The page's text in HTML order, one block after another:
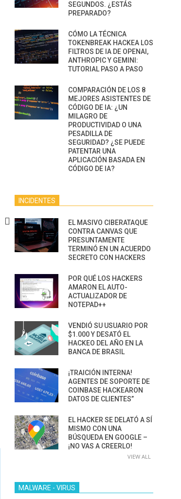
CÓMO LOS HACKERS
INTERCEPTAN OTPS Y
LLAMADAS MÓVILES SIN
‘HACKEAR’ — EL INCREÍBLE
13 TÉCNICAS
RIDÍCULAMENTE
PARA HACKEAR Y
NAVEGADORES DE IA
SEGUNDOS. ¿ESTÁS
PREPARADO?
CÓMO LA TÉCNICA
TOKENBREAK HACKEA LOS
FILTROS DE IA DE OPENAI,
ANTHROPIC Y GEMINI:
TUTORIAL PASO A PASO
COMPARACIÓN DE LOS 8
MEJORES ASISTENTES DE
CÓDIGO DE IA: ¿UN
MILAGRO DE
PRODUCTIVIDAD O UNA
PESADILLA DE
SEGURIDAD? ¿SE PUEDE
PATENTAR UNA
APLICACIÓN BASADA EN
CÓDIGO DE IA?
INCIDENTES
EL MASIVO CIBERATAQUE
CONTRA CANVAS QUE
PRESUNTAMENTE
TERMINÓ EN UN ACUERDO
SECRETO CON HACKERS
POR QUÉ LOS HACKERS
AMARON EL AUTO-
ACTUALIZADOR DE
NOTEPAD++
VENDIÓ SU USUARIO POR
$1.000 Y DESATÓ EL
HACKEO DEL AÑO EN LA
BANCA DE BRASIL
¡TRAICIÓN INTERNA!
AGENTES DE SOPORTE DE
COINBASE HACKEARON
DATOS DE CLIENTES”
EL HACKER SE DELATÓ A SÍ
MISMO CON UNA
BÚSQUEDA EN GOOGLE –
¡NO VAS A CREERLO!
VIEW ALL
MALWARE - VIRUS